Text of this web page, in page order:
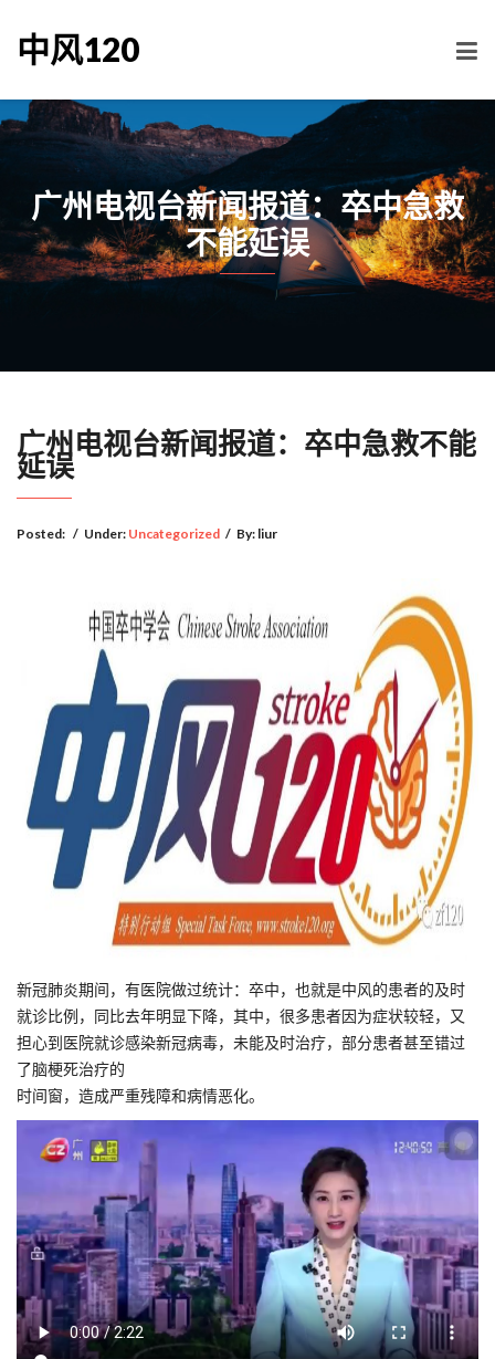
中风120
广州电视台新闻报道：卒中急救
不能延误
广州电视台新闻报道：卒中急救不能
延误
Posted: / Under: Uncategorized / By: liur
新冠肺炎期间，有医院做过统计：卒中，也就是中风的患者的及时
就诊比例，同比去年明显下降，其中，很多患者因为症状较轻，又
担心到医院就诊感染新冠病毒，未能及时治疗，部分患者甚至错过
了脑梗死治疗的
时间窗，造成严重残障和病情恶化。